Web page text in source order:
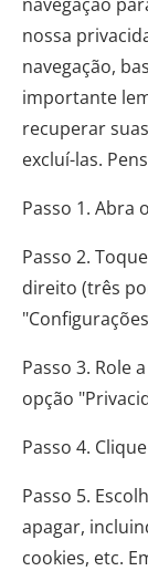
nossa
navegação,
importante
recuperar
excluí-las.
Passo 1. Abra
Passo 2.
direito (três
Passo 3. Role
opção
Passo 4.
Passo 5.
apagar,
cookies, etc.